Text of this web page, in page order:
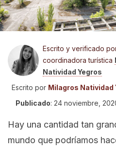
Escrito y verificado
coordinadora turística
Natividad Yegros
Escrito por Milagros Natividad
Publicado: 24 noviembre,
Hay una cantidad tan
mundo que podríamos